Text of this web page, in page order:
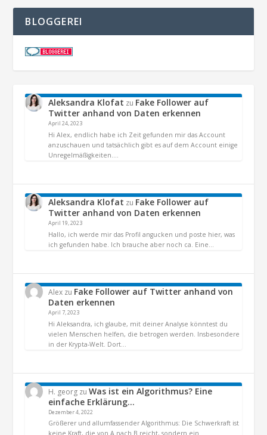
BLOGGEREI
Aleksandra Klofat zu Fake Follower auf
Twitter anhand von Daten erkennen
April 24, 2023
Hi Alex, endlich habe ich Zeit gefunden mir das Account
anzuschauen und tatsächlich gibt es auf dem Account einige
Unregelmäßigkeiten.…
Aleksandra Klofat zu Fake Follower auf
Twitter anhand von Daten erkennen
April 19, 2023
Hallo, ich werde mir das Profil angucken und poste hier, was
ich gefunden habe. Ich brauche aber noch ca. Eine…
Alex zu Fake Follower auf Twitter anhand von
Daten erkennen
April 7, 2023
Hi Aleksandra, ich glaube, mit deiner Analyse könntest du
vielen Menschen helfen, die betrogen werden. Insbesondere
in der Krypta-Welt. Dort…
H. georg zuWas ist ein Algorithmus? Eine
einfache Erklärung…
Dezember 4, 2022
Größerer und allumfassender Algorithmus: Die Schwerkraft ist